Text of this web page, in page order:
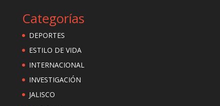
Categorías
DEPORTES
ESTILO DE VIDA
INTERNACIONAL
INVESTIGACIÓN
JALISCO